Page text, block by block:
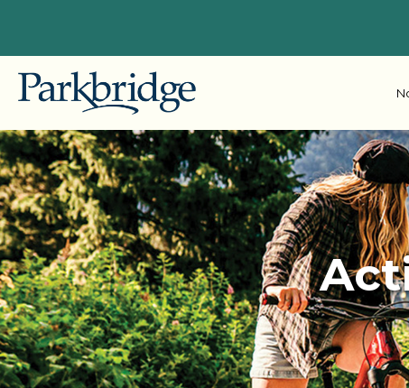
Explorez nos emplacements
Idéalement situés à proximité des
grandes villes de la Colombie-
Britannique, de l'Alberta, de l'Ontario
et du Québec, nos centres de
villégiature pour VR, camping et
chalets offrent des escapades
inoubliables pour les clients
saisonniers et pour la nuit.
Commencez à planifier votre
Alberta
Pine
Ontario
Leisure